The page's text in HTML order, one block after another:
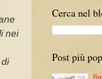
nei
Cerca nel
Post più